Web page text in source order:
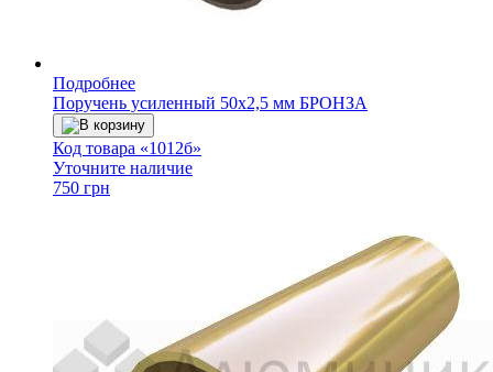
Подробнее
Поручень усиленный 50х2,5 мм БРОНЗА
В корзину
Код товара «1012б»
Уточните наличие
750 грн